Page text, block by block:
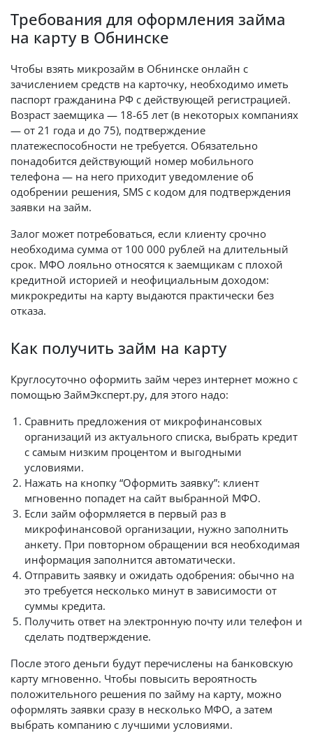
Требования для оформления займа
на карту в Обнинске
Чтобы взять микрозайм в Обнинске онлайн с
зачислением средств на карточку, необходимо иметь
паспорт гражданина РФ с действующей регистрацией.
Возраст заемщика — 18-65 лет (в некоторых компаниях
— от 21 года и до 75), подтверждение
платежеспособности не требуется. Обязательно
понадобится действующий номер мобильного
телефона — на него приходит уведомление об
одобрении решения, SMS с кодом для подтверждения
заявки на займ.
Залог может потребоваться, если клиенту срочно
необходима сумма от 100 000 рублей на длительный
срок. МФО лояльно относятся к заемщикам с плохой
кредитной историей и неофициальным доходом:
микрокредиты на карту выдаются практически без
отказа.
Как получить займ на карту
Круглосуточно оформить займ через интернет можно с
помощью ЗаймЭксперт.ру, для этого надо:
Сравнить предложения от микрофинансовых
организаций из актуального списка, выбрать кредит
с самым низким процентом и выгодными
условиями.
Нажать на кнопку “Оформить заявку”: клиент
мгновенно попадет на сайт выбранной МФО.
Если займ оформляется в первый раз в
микрофинансовой организации, нужно заполнить
анкету. При повторном обращении вся необходимая
информация заполнится автоматически.
Отправить заявку и ожидать одобрения: обычно на
это требуется несколько минут в зависимости от
суммы кредита.
Получить ответ на электронную почту или телефон и
сделать подтверждение.
После этого деньги будут перечислены на банковскую
карту мгновенно. Чтобы повысить вероятность
положительного решения по займу на карту, можно
оформлять заявки сразу в несколько МФО, а затем
выбрать компанию с лучшими условиями.